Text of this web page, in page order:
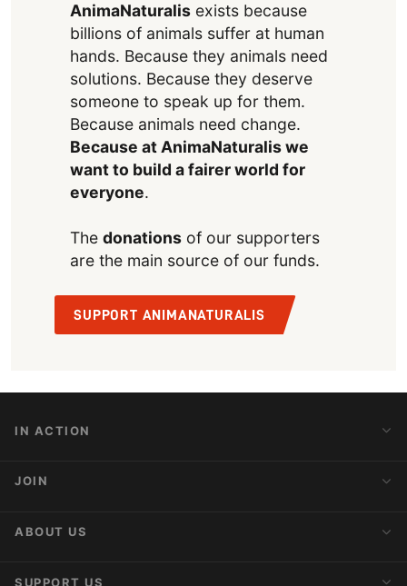
AnimaNaturalisexists because
billions of animals suffer at human
hands. Because they animals need
solutions. Because they deserve
someone to speak up for them.
Because animals need change.
Because at AnimaNaturalis we
want to build a fairer world for
everyone.
The donationsof our supporters
are the main source of our funds.
SUPPORT ANIMANATURALIS
IN ACTION
Action Alerts
JOIN
Activist Network
ABOUT US
About AnimaNaturalis
SUPPORT US